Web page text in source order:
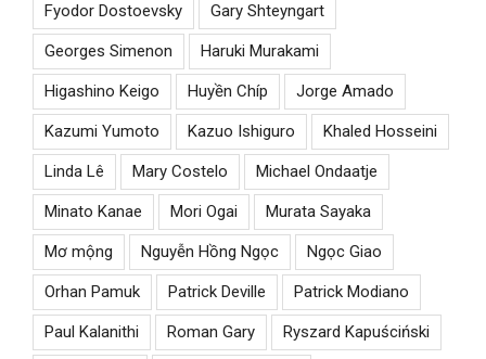
Fyodor Dostoevsky Gary Shteyngart
Georges Simenon Haruki Murakami
Higashino Keigo Huyền Chíp Jorge Amado
Kazumi Yumoto Kazuo Ishiguro Khaled Hosseini
Linda Lê Mary Costelo Michael Ondaatje
Minato Kanae Mori Ogai Murata Sayaka
Mơ mộng Nguyễn Hồng Ngọc Ngọc Giao
Orhan Pamuk Patrick Deville Patrick Modiano
Paul Kalanithi Roman Gary Ryszard Kapuściński